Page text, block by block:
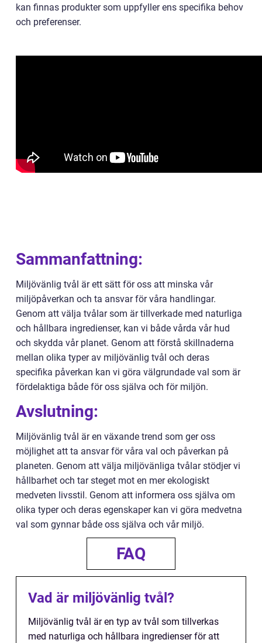
kan finnas produkter som uppfyller ens specifika behov
och preferenser.
Sammanfattning:
Miljövänlig tvål är ett sätt för oss att minska vår
miljöpåverkan och ta ansvar för våra handlingar.
Genom att välja tvålar som är tillverkade med naturliga
och hållbara ingredienser, kan vi både vårda vår hud
och skydda vår planet. Genom att förstå skillnaderna
mellan olika typer av miljövänlig tvål och deras
specifika påverkan kan vi göra välgrundade val som är
fördelaktiga både för oss själva och för miljön.
Avslutning:
Miljövänlig tvål är en växande trend som ger oss
möjlighet att ta ansvar för våra val och påverkan på
planeten. Genom att välja miljövänliga tvålar stödjer vi
hållbarhet och tar steget mot en mer ekologiskt
medveten livsstil. Genom att informera oss själva om
olika typer och deras egenskaper kan vi göra medvetna
val som gynnar både oss själva och vår miljö.
FAQ
Vad är miljövänlig tvål?
Miljövänlig tvål är en typ av tvål som tillverkas
med naturliga och hållbara ingredienser för att